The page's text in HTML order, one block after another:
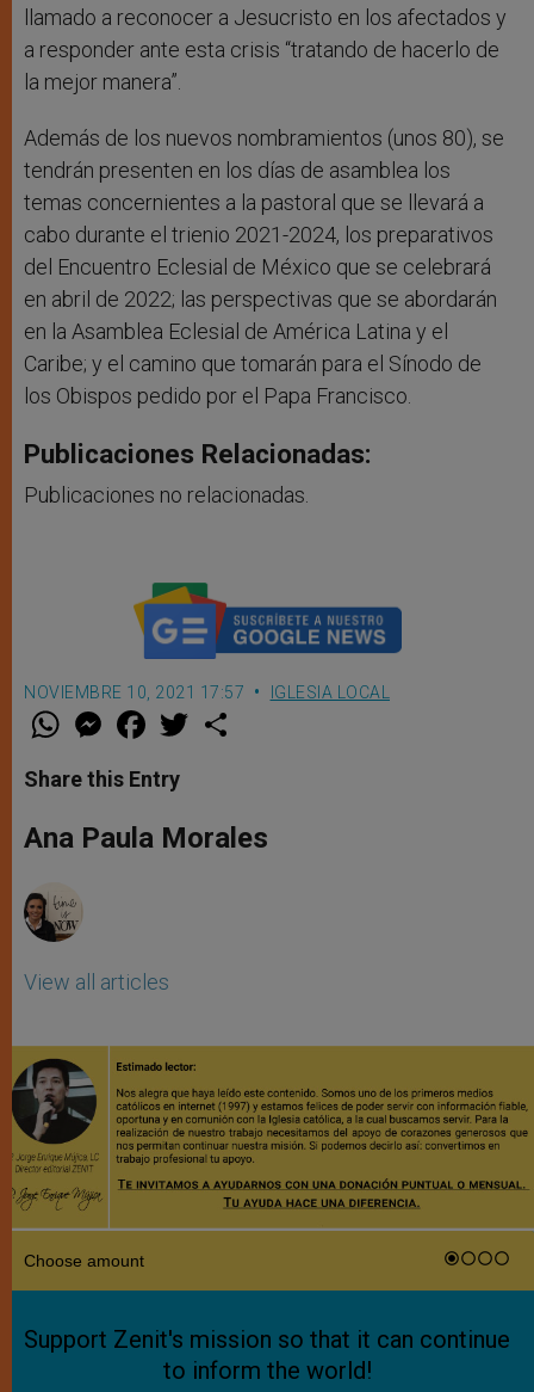
llamado a reconocer a Jesucristo en los afectados y
a responder ante esta crisis “tratando de hacerlo de
la mejor manera”.
Además de los nuevos nombramientos (unos 80), se
tendrán presenten en los días de asamblea los
temas concernientes a la pastoral que se llevará a
cabo durante el trienio 2021-2024, los preparativos
del Encuentro Eclesial de México que se celebrará
en abril de 2022; las perspectivas que se abordarán
en la Asamblea Eclesial de América Latina y el
Caribe; y el camino que tomarán para el Sínodo de
los Obispos pedido por el Papa Francisco.
Publicaciones Relacionadas:
Publicaciones no relacionadas.
NOVIEMBRE 10, 2021 17:57 IGLESIA LOCAL
W
t
s
p
p
M
e
s
e
g
e
F
a
e
b
o
k
w
r
Share this Entry
Ana Paula Morales
View all articles